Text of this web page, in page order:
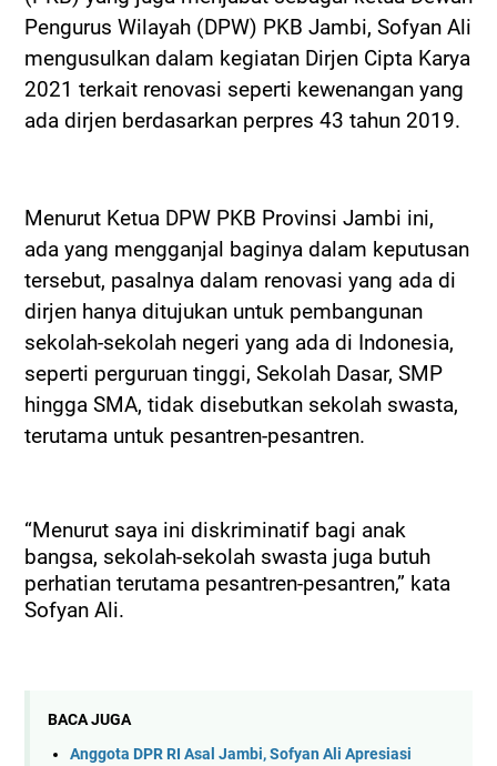
Pengurus Wilayah (DPW) PKB Jambi, Sofyan Ali
mengusulkan dalam kegiatan Dirjen Cipta Karya
2021 terkait renovasi seperti kewenangan yang
ada dirjen berdasarkan perpres 43 tahun 2019.
Menurut Ketua DPW PKB Provinsi Jambi ini,
ada yang mengganjal baginya dalam keputusan
tersebut, pasalnya dalam renovasi yang ada di
dirjen hanya ditujukan untuk pembangunan
sekolah-sekolah negeri yang ada di Indonesia,
seperti perguruan tinggi, Sekolah Dasar, SMP
hingga SMA, tidak disebutkan sekolah swasta,
terutama untuk pesantren-pesantren.
“Menurut saya ini diskriminatif bagi anak
bangsa, sekolah-sekolah swasta juga butuh
perhatian terutama pesantren-pesantren,” kata
Sofyan Ali.
BACA JUGA
Anggota DPR RI Asal Jambi, Sofyan Ali Apresiasi